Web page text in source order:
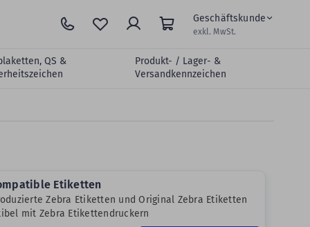
Geschäftskunde
exkl. MwSt.
QS &
Produkt- / Lager- &
Versandkennzeichen
Etiketten
Zebra Etiketten und Original Zebra Etiketten
mit Zebra Etikettendruckern